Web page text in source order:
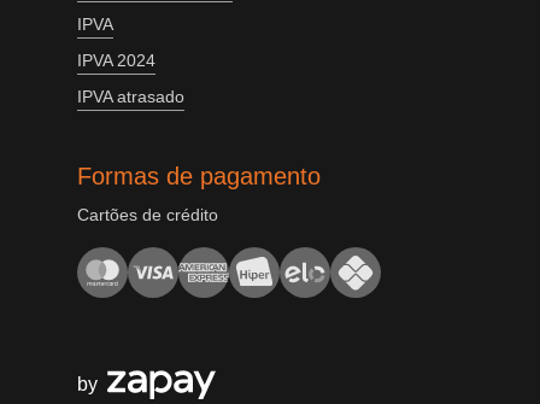
IPVA
IPVA 2024
IPVA atrasado
Formas de pagamento
Cartões de crédito
by